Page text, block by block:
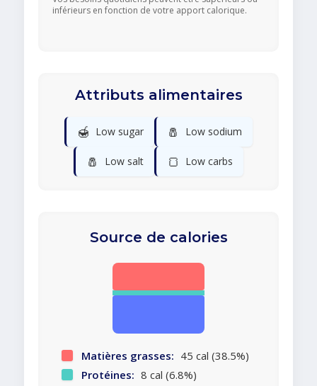
inférieurs en fonction de votre apport calorique.
Attributs alimentaires
🍯 Low sugar 🧂 Low sodium
🧂 Low salt 🍞 Low carbs
Source de calories
Matières grasses: 45 cal (38.5%)
Protéines: 8 cal (6.8%)